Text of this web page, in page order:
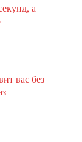
а
вас без